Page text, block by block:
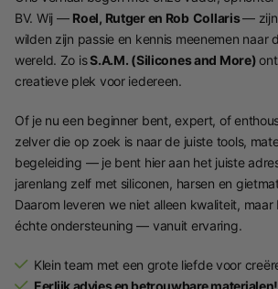
BV. Wij — Roel, Rutger en Rob Collaris— zijn
wilden zijn passie en kennis meenemen naar
wereld. Zo isS.A.M. (Silicones and More)
creatieve plek voor iedereen.
Of je nu een beginner bent, expert, of
zelver die op zoek is naar de juiste tools,
begeleiding — je bent hier aan het juiste
jarenlang zelf met siliconen, harsen en
Daarom leveren we niet alleen kwaliteit,
échte ondersteuning — vanuit ervaring.
Klein team met een grote liefde voor
Eerlijk advies en betrouwbare materialen!